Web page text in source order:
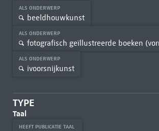
ALS ONDERWERP
beeldhouwkunst
ALS ONDERWERP
fotografisch geïllustreerde boeken
ALS ONDERWERP
ivoorsnijkunst
TYPE
Taal
HEEFT PUBLICATIE TAAL